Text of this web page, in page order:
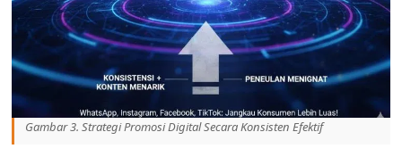
Gambar 3. Strategi Promosi Digital Secara Konsisten Efektif